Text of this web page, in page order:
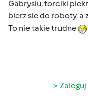
Gabrysiu, torciki
bierz sie do roboty, a
To nie takie trudne
Zaloguj